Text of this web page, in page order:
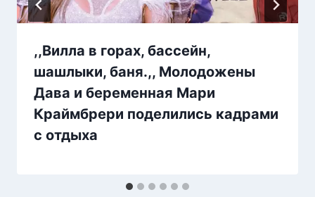
,,Вилла в горах, бассейн,
шашлыки, баня.,, Молодожены
Дава и беременная Мари
Краймбрери поделились кадрами
с отдыха